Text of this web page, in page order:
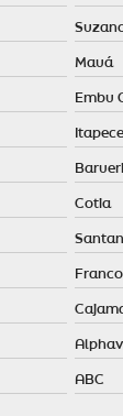
Mauá
Embu
Barueri
Cotia
ABC